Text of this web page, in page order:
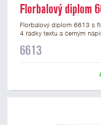
Florbalový diplom
Florbalový diplom 6613 s
4 řádky textu a černým
florbalu má gramáž 250 g/
6613